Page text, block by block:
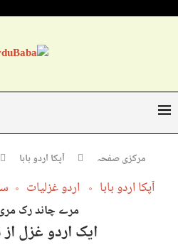
مرکزی صفحہ آپکا اردو بابا
آپکا اردو بابا اردو غزلیات
مرے چاند رک
ایک اردو غزل